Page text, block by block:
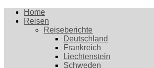
Home
Reisen
Reiseberichte
Deutschland
Frankreich
Liechtenstein
Schweden